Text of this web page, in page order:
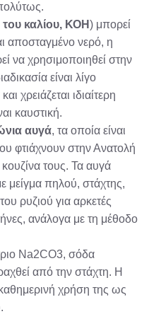
του καλίου, ΚΟΗ) μπορεί
αποσταγμένο νερό, η
να χρησιμοποιηθεί στην
είναι λίγο
χρειάζεται ιδιαίτερη
καυστική.
αυγά, τα οποία είναι
φτιάχνουν στην Ανατολή
τους. Τα αυγά
μείγμα πηλού, στάχτης,
ρυζιού για αρκετές
ανάλογα με τη μέθοδο
Na2CO3, σόδα
από την στάχτη. Η
χρήση της ως